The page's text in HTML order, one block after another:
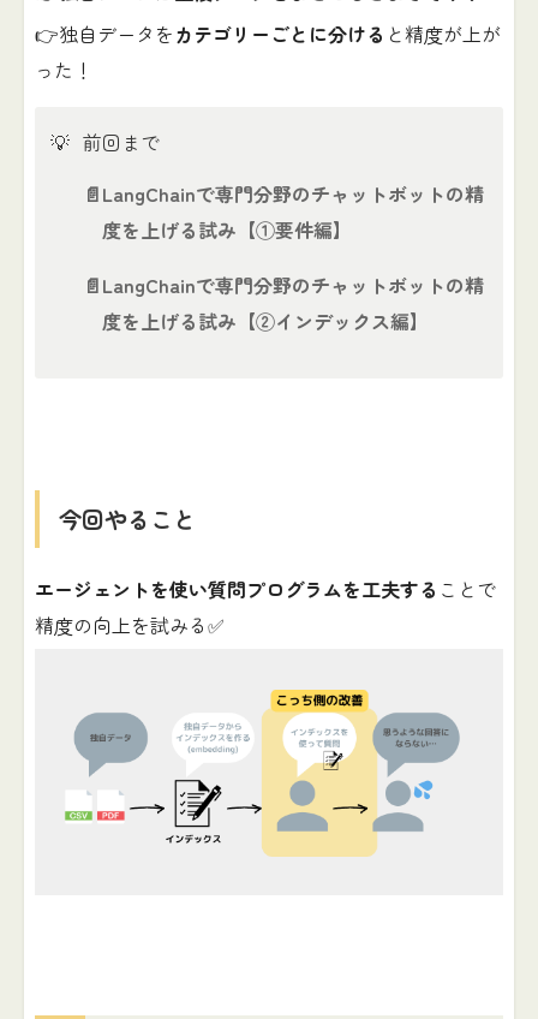
👉独自データをカテゴリーごとに分ける と精度が上が
った！
💡 前回まで
📄LangChainで専門分野のチャットボットの精
度を上げる試み【①要件編】
📄LangChainで専門分野のチャットボットの精
度を上げる試み【②インデックス編】
今回やること
エージェントを使い質問プログラムを工夫する ことで
精度の向上を試みる✅